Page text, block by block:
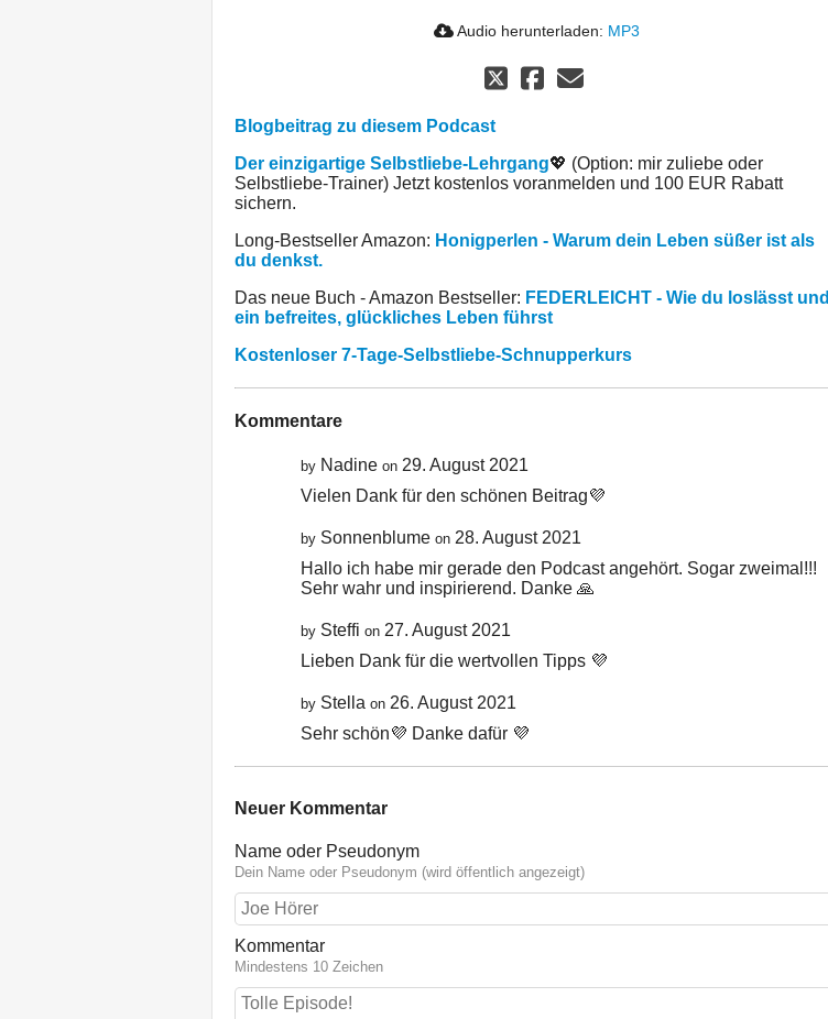
Audio herunterladen: MP3
Blogbeitrag zu diesem Podcast
Der einzigartige Selbstliebe-Lehrgang💖 (Option: mir zuliebe oder
Selbstliebe-Trainer) Jetzt kostenlos voranmelden und 100 EUR Rabatt
sichern.
Long-Bestseller Amazon: Honigperlen - Warum dein Leben süßer ist als
du denkst.
Das neue Buch - Amazon Bestseller: FEDERLEICHT - Wie du loslässt und
ein befreites, glückliches Leben führst
Kostenloser 7-Tage-Selbstliebe-Schnupperkurs
Kommentare
by Nadine on 29. August 2021
Vielen Dank für den schönen Beitrag💜
by Sonnenblume on 28. August 2021
Hallo ich habe mir gerade den Podcast angehört. Sogar zweimal!!!
Sehr wahr und inspirierend. Danke 🙏
by Steffi on 27. August 2021
Lieben Dank für die wertvollen Tipps 💜
by Stella on 26. August 2021
Sehr schön💜 Danke dafür 💜
Neuer Kommentar
Name oder Pseudonym
Dein Name oder Pseudonym (wird öffentlich angezeigt)
Kommentar
Mindestens 10 Zeichen